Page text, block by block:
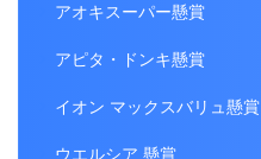
アオキスーパー懸賞
アピタ・ドンキ懸賞
イオン マックスバリュ懸賞
ウエルシア 懸賞